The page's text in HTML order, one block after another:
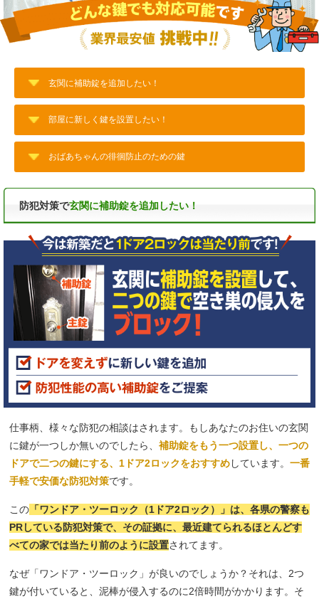
玄関に補助錠を追加したい！
部屋に新しく鍵を設置したい！
おばあちゃんの徘徊防止のための鍵
防犯対策で玄関に補助錠を追加したい！
仕事柄、様々な防犯の相談はされます。もしあなたのお住いの玄関
に鍵が一つしか無いのでしたら、 補助錠をもう一つ設置し、一つの
ドアで二つの鍵にする、1ドア2ロックをおすすめしています。 一番
手軽で安価な防犯対策です。
この 「ワンドア・ツーロック（1ドア2ロック）」は、各県の警察も
PRしている防犯対策で、その証拠に、最近建てられるほとんどす
べての家では当たり前のように設置されてます。
なぜ「ワンドア・ツーロック」が良いのでしょうか？それは、2つ
鍵が付いていると、泥棒が侵入するのに2倍時間がかかります。そ